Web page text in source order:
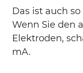
Das ist auch
Wenn Sie den
Elektroden,
mA.